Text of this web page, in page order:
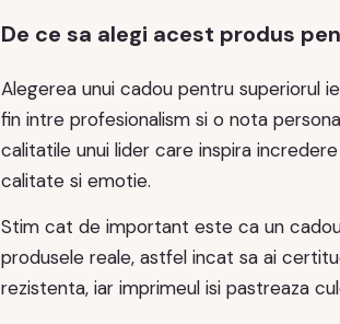
De ce sa alegi acest produs
Alegerea unui cadou pentru superiorul
fin intre profesionalism si o nota
calitatile unui lider care inspira
calitate si emotie.
Stim cat de important este ca un
produsele reale, astfel incat sa ai
rezistenta, iar imprimeul isi pastreaza